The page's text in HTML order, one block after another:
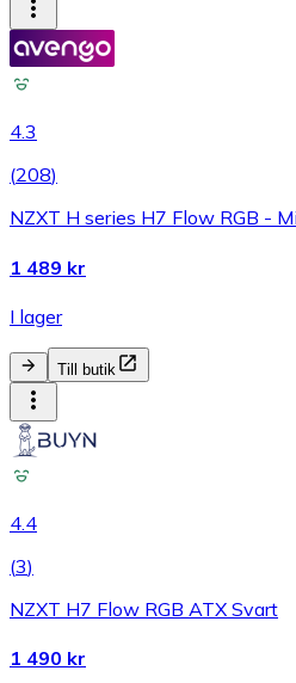
4.3
(208)
NZXT H series H7 Flow RGB -
1 489 kr
I lager
Till butik
4.4
(3)
NZXT H7 Flow RGB ATX Svart
1 490 kr